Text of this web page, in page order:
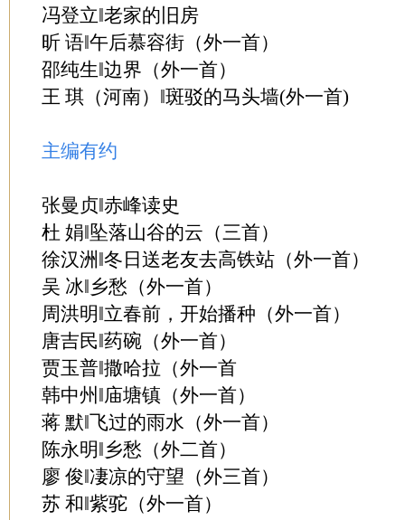
冯登立‖老家的旧房
昕 语‖午后慕容街（外一首）
邵纯生‖边界（外一首）
王 琪（河南）‖斑驳的马头墙(外一首)
主编有约
张曼贞‖赤峰读史
杜 娟‖坠落山谷的云（三首）
徐汉洲‖冬日送老友去高铁站（外一首）
吴 冰‖乡愁（外一首）
周洪明‖立春前，开始播种（外一首）
唐吉民‖药碗（外一首）
贾玉普‖撒哈拉（外一首
韩中州‖庙塘镇（外一首）
蒋 默‖飞过的雨水（外一首）
陈永明‖乡愁（外二首）
廖 俊‖凄凉的守望（外三首）
苏 和‖紫驼（外一首）